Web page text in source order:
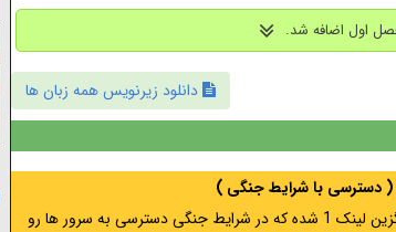
دانلود زیرنویس همه زبان ها
( دسترسی با شرایط جنگی )
اگر از ایران به آدرس مخفی متصل هستید ، لینک 3 جایگزین لینک 1 شده که در شرایط جنگی دسترسی به سرور ها رو